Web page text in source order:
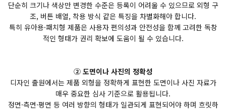
단순히 크기나 색상만 변경한 수준은 등록이 어려울 수 있으므로 외형 구
조, 버튼 배열, 착용 방식 같은 특징을 차별화해야 합니다.
특히 유아용·패치형 제품은 사용자 편의성과 안전성을 함께 고려한 독창
적인 형태가 권리 확보에 도움이 될 수 있습니다.
② 도면이나 사진의 정확성
디자인 출원에서는 제품 외형을 정확하게 표현한 도면이나 사진 자료가
매우 중요한 심사 기준으로 활용됩니다.
정면·측면·평면 등 여러 방향의 형태가 일관되게 표현되어야 하며 흐릿하